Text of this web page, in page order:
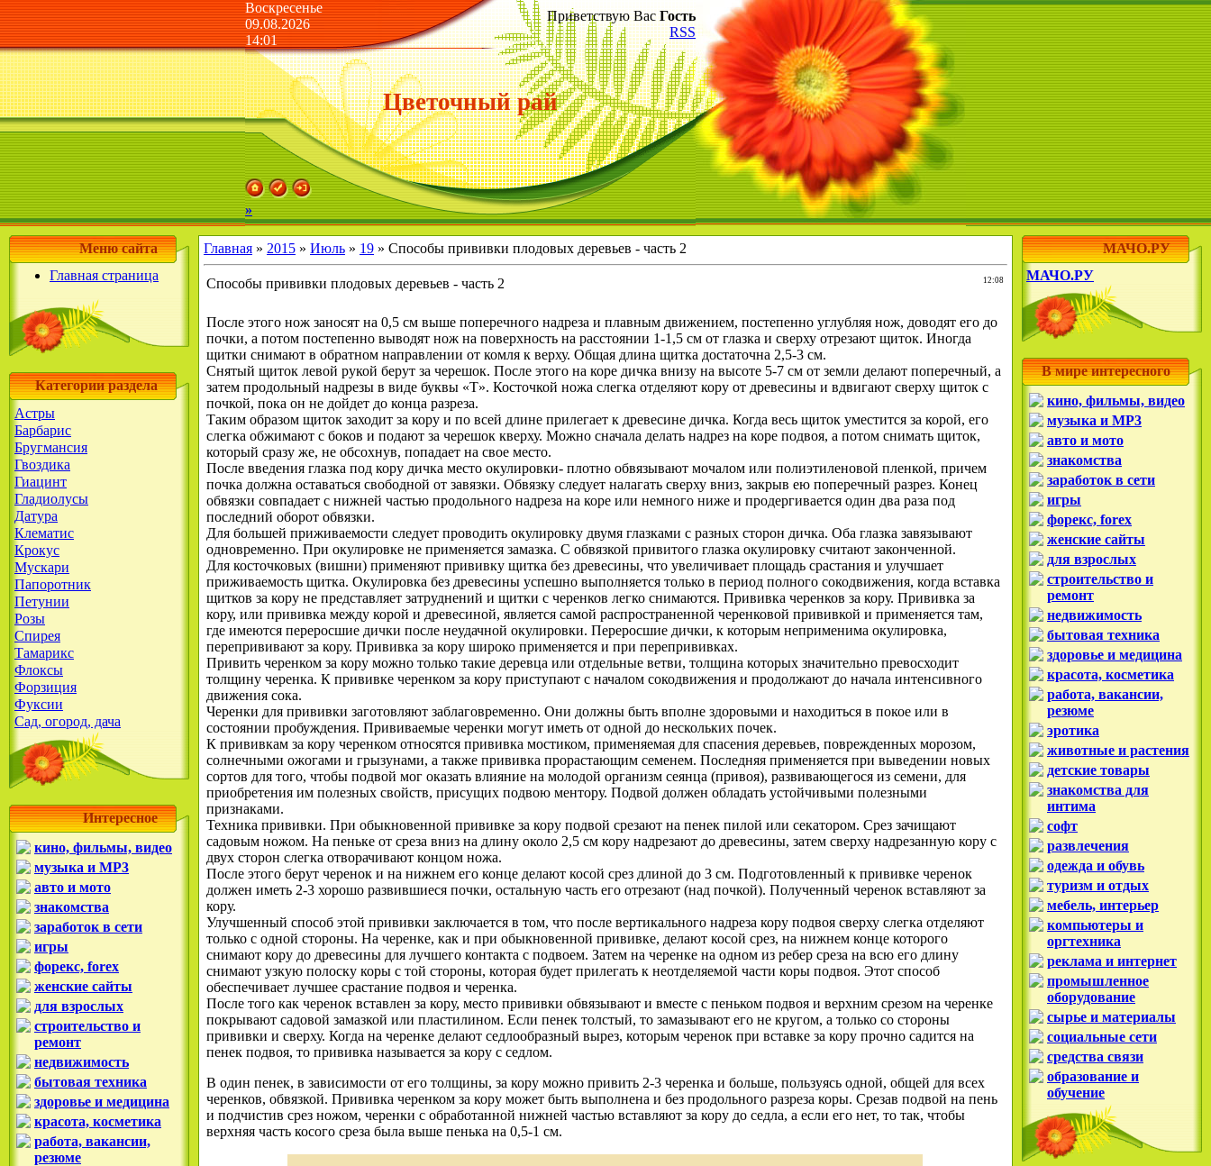
Воскресенье
09.08.2026
14:01
Приветствую Вас Гость
RSS
Цветочный рай
»
Меню сайта
Главная страница
Категории раздела
Астры
Барбарис
Бругмансия
Гвоздика
Гиацинт
Гладиолусы
Датура
Клематис
Крокус
Мускари
Папоротник
Петунии
Розы
Спирея
Тамарикс
Флоксы
Форзиция
Фуксии
Сад, огород, дача
Интересное
кино, фильмы, видео
музыка и MP3
авто и мото
знакомства
заработок в сети
игры
форекс, forex
женские сайты
для взрослых
строительство и
ремонт
недвижимость
бытовая техника
здоровье и медицина
красота, косметика
работа, вакансии,
резюме
Главная » 2015 » Июль » 19 » Способы прививки плодовых деревьев - часть 2
12:08
Способы прививки плодовых деревьев - часть 2
После этого нож заносят на 0,5 см выше поперечного надреза и плавным движением, постепенно углубляя нож, доводят его до
почки, а потом постепенно выводят нож на поверхность на расстоянии 1-1,5 см от глазка и сверху отрезают щиток. Иногда
щитки снимают в обратном направлении от комля к верху. Общая длина щитка достаточна 2,5-3 см.
Снятый щиток левой рукой берут за черешок. После этого на коре дичка внизу на высоте 5-7 см от земли делают поперечный, а
затем продольный надрезы в виде буквы «Т». Косточкой ножа слегка отделяют кору от древесины и вдвигают сверху щиток с
почкой, пока он не дойдет до конца разреза.
Таким образом щиток заходит за кору и по всей длине прилегает к древесине дичка. Когда весь щиток уместится за корой, его
слегка обжимают с боков и подают за черешок кверху. Можно сначала делать надрез на коре подвоя, а потом снимать щиток,
который сразу же, не обсохнув, попадает на свое место.
После введения глазка под кору дичка место окулировки- плотно обвязывают мочалом или полиэтиленовой пленкой, причем
почка должна оставаться свободной от завязки. Обвязку следует налагать сверху вниз, закрыв ею поперечный разрез. Конец
обвязки совпадает с нижней частью продольного надреза на коре или немного ниже и продергивается один два раза под
последний оборот обвязки.
Для большей приживаемости следует проводить окулировку двумя глазками с разных сторон дичка. Оба глазка завязывают
одновременно. При окулировке не применяется замазка. С обвязкой привитого глазка окулировку считают законченной.
Для косточковых (вишни) применяют прививку щитка без древесины, что увеличивает площадь срастания и улучшает
приживаемость щитка. Окулировка без древесины успешно выполняется только в период полного сокодвижения, когда вставка
щитков за кору не представляет затруднений и щитки с черенков легко снимаются. Прививка черенков за кору. Прививка за
кору, или прививка между корой и древесиной, является самой распространенной черенковой прививкой и применяется там,
где имеются переросшие дички после неудачной окулировки. Переросшие дички, к которым неприменима окулировка,
перепрививают за кору. Прививка за кору широко применяется и при перепрививках.
Привить черенком за кору можно только такие деревца или отдельные ветви, толщина которых значительно превосходит
толщину черенка. К прививке черенком за кору приступают с началом сокодвижения и продолжают до начала интенсивного
движения сока.
Черенки для прививки заготовляют заблаговременно. Они должны быть вполне здоровыми и находиться в покое или в
состоянии пробуждения. Прививаемые черенки могут иметь от одной до нескольких почек.
К прививкам за кору черенком относятся прививка мостиком, применяемая для спасения деревьев, поврежденных морозом,
солнечными ожогами и грызунами, а также прививка прорастающим семенем. Последняя применяется при выведении новых
сортов для того, чтобы подвой мог оказать влияние на молодой организм сеянца (привоя), развивающегося из семени, для
приобретения им полезных свойств, присущих подвою ментору. Подвой должен обладать устойчивыми полезными
признаками.
Техника прививки. При обыкновенной прививке за кору подвой срезают на пенек пилой или секатором. Срез зачищают
садовым ножом. На пеньке от среза вниз на длину около 2,5 см кору надрезают до древесины, затем сверху надрезанную кору с
двух сторон слегка отворачивают концом ножа.
После этого берут черенок и на нижнем его конце делают косой срез длиной до 3 см. Подготовленный к прививке черенок
должен иметь 2-3 хорошо развившиеся почки, остальную часть его отрезают (над почкой). Полученный черенок вставляют за
кору.
Улучшенный способ этой прививки заключается в том, что после вертикального надреза кору подвоя сверху слегка отделяют
только с одной стороны. На черенке, как и при обыкновенной прививке, делают косой срез, на нижнем конце которого
снимают кору до древесины для лучшего контакта с подвоем. Затем на черенке на одном из ребер среза на всю его длину
снимают узкую полоску коры с той стороны, которая будет прилегать к неотделяемой части коры подвоя. Этот способ
обеспечивает лучшее срастание подвоя и черенка.
После того как черенок вставлен за кору, место прививки обвязывают и вместе с пеньком подвоя и верхним срезом на черенке
покрывают садовой замазкой или пластилином. Если пенек толстый, то замазывают его не кругом, а только со стороны
прививки и сверху. Когда на черенке делают седлообразный вырез, которым черенок при вставке за кору прочно садится на
пенек подвоя, то прививка называется за кору с седлом.
В один пенек, в зависимости от его толщины, за кору можно привить 2-3 черенка и больше, пользуясь одной, общей для всех
черенков, обвязкой. Прививка черенком за кору может быть выполнена и без продольного разреза коры. Срезав подвой на пень
и подчистив срез ножом, черенки с обработанной нижней частью вставляют за кору до седла, а если его нет, то так, чтобы
верхняя часть косого среза была выше пенька на 0,5-1 см.
МАЧО.РУ
МАЧО.РУ
В мире интересного
кино, фильмы, видео
музыка и MP3
авто и мото
знакомства
заработок в сети
игры
форекс, forex
женские сайты
для взрослых
строительство и
ремонт
недвижимость
бытовая техника
здоровье и медицина
красота, косметика
работа, вакансии,
резюме
эротика
животные и растения
детские товары
знакомства для
интима
софт
развлечения
одежда и обувь
туризм и отдых
мебель, интерьер
компьютеры и
оргтехника
реклама и интернет
промышленное
оборудование
сырье и материалы
социальные сети
средства связи
образование и
обучение